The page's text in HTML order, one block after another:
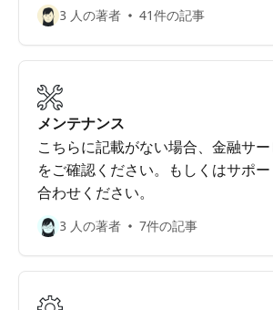
3 人の著者 41件の記事
メンテナンス
こちらに記載がない場合、金融サ
をご確認ください。もしくはサポ
合わせください。
3 人の著者 7件の記事